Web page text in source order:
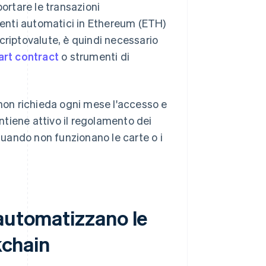
le transazioni
automatici in Ethereum (ETH)
è quindi necessario
contract o strumenti di
richieda ogni mese l'accesso e
attivo il regolamento dei
non funzionano le carte o i
le